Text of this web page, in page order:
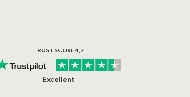
TRUST SCORE 4,7
Excellent